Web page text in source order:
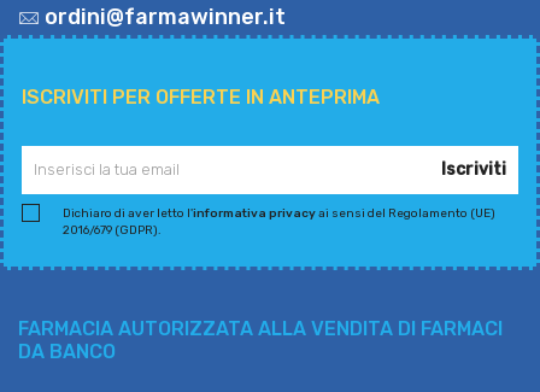
ordini@farmawinner.it
ISCRIVITI PER OFFERTE IN ANTEPRIMA
Iscriviti
Dichiaro di aver letto l'informativa privacyai sensi del Regolamento (UE)
2016/679 (GDPR).
FARMACIA AUTORIZZATA ALLA VENDITA DI FARMACI
DA BANCO